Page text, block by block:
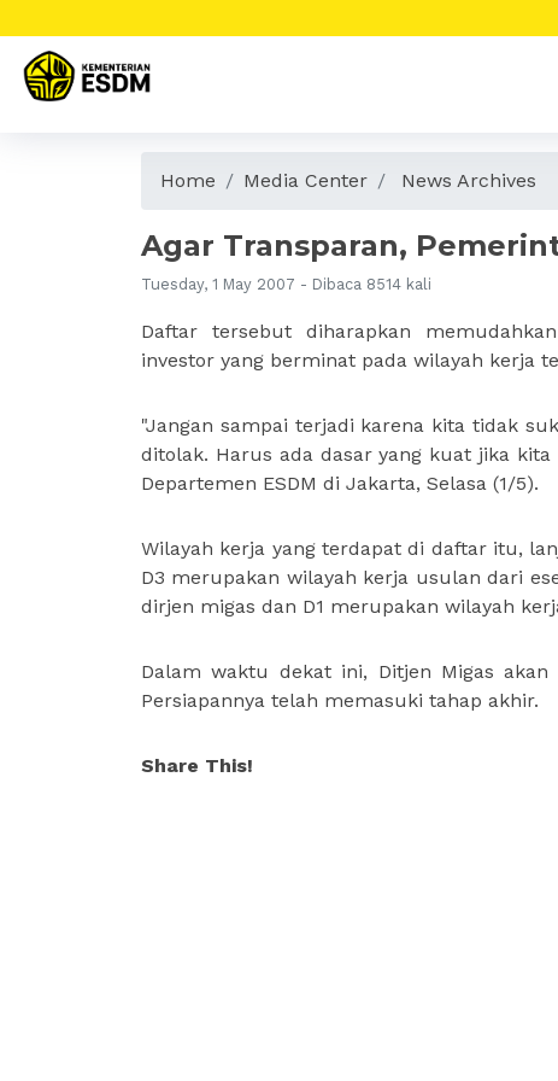
Home Media Center News Archives
Agar Transparan,
Tuesday, 1 May 2007 - Dibaca 8514 kali
Daftar tersebut diharapkan
investor yang berminat pada wilayah kerja
"Jangan sampai terjadi karena kita tidak
ditolak. Harus ada dasar yang kuat jika
Departemen ESDM di Jakarta, Selasa (1/5).
Wilayah kerja yang terdapat di daftar itu,
D3 merupakan wilayah kerja usulan dari
dirjen migas dan D1 merupakan wilayah
Dalam waktu dekat ini, Ditjen Migas
Persiapannya telah memasuki tahap akhir.
Share This!